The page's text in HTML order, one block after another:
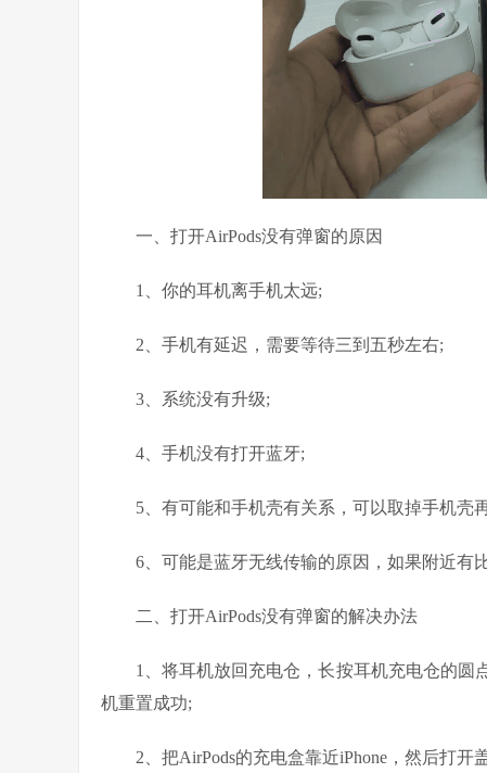
一、打开AirPods没有弹窗的原因
1、你的耳机离手机太远;
2、手机有延迟，需要等待三到五秒左右;
3、系统没有升级;
4、手机没有打开蓝牙;
5、有可能和手机壳有关系，可以取掉手机壳
6、可能是蓝牙无线传输的原因，如果附近有
二、打开AirPods没有弹窗的解决办法
1、将耳机放回充电仓，长按耳机充电仓的
机重置成功;
2、把AirPods的充电盒靠近iPhone，然后打开